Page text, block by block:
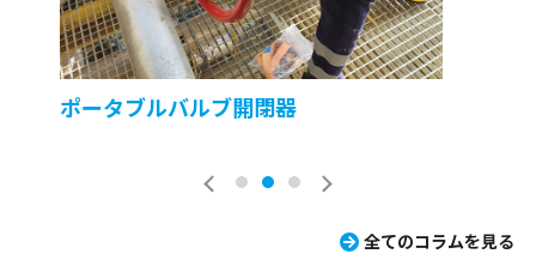
ポータブルバルブ開閉器
全てのコラムを見る